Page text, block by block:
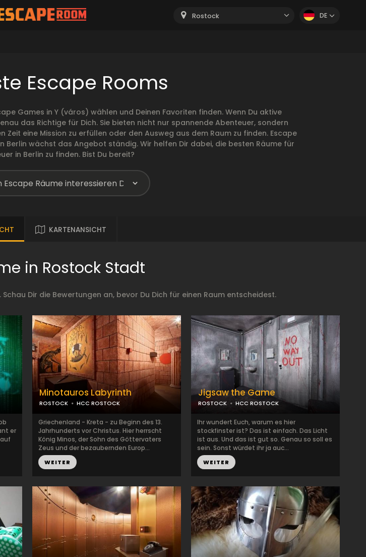
Rostock DE
Escape Rooms
Games in Y (város) wählen und Deinen Favoriten finden. Wenn Du aktive
das Richtige für Dich. Sie bieten nicht nur spannende Abenteuer, sondern
eine Mission zu erfüllen oder den Ausweg aus dem Raum zu finden. Escape
wächst das Angebot ständig. Wir helfen Dir dabei, die besten Räume für
in Berlin zu finden. Bist Du bereit?
KARTENANSICHT
in Rostock Stadt
Dir die Bewertungen an, bevor Du Dich für einen Raum entscheidest.
er
Minotauros Labyrinth
ROSTOCK HCC ROSTOCK
Griechenland - Kreta - zu Beginn des 13.
Jahrhunderts vor Christus. Hier herrscht
König Minos, der Sohn des Göttervaters
Zeus und der bezaubernden Europ...
WEITER
Jigsaw the Game
ROSTOCK HCC ROSTOCK
Ihr wundert Euch, warum es hier
stockfinster ist? Das ist einfach. Das Licht
ist aus. Und das ist gut so. Genau so soll es
sein. Sonst würdet ihr ja auc...
WEITER